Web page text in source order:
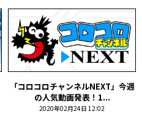
「コロコロチャンネルNEXT」今週
の人気動画発表！1...
2020年02月24日 12:02